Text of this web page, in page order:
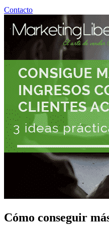
Contacto
Cómo conseguir